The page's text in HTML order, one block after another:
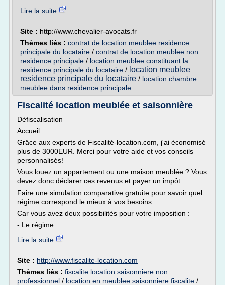
Lire la suite
Site : http://www.chevalier-avocats.fr
Thèmes liés : contrat de location meublee residence
principale du locataire / contrat de location meublee non
residence principale / location meublee constituant la
residence principale du locataire / location meublee
residence principale du locataire / location chambre
meublee dans residence principale
Fiscalité location meublée et saisonnière
Défiscalisation
Accueil
Grâce aux experts de Fiscalité-location.com, j'ai économisé
plus de 3000EUR. Merci pour votre aide et vos conseils
personnalisés!
Vous louez un appartement ou une maison meublée ? Vous
devez donc déclarer ces revenus et payer un impôt.
Faire une simulation comparative gratuite pour savoir quel
régime correspond le mieux à vos besoins.
Car vous avez deux possibilités pour votre imposition :
- Le régime...
Lire la suite
Site : http://www.fiscalite-location.com
Thèmes liés : fiscalite location saisonniere non
professionnel / location en meublee saisonniere fiscalite /